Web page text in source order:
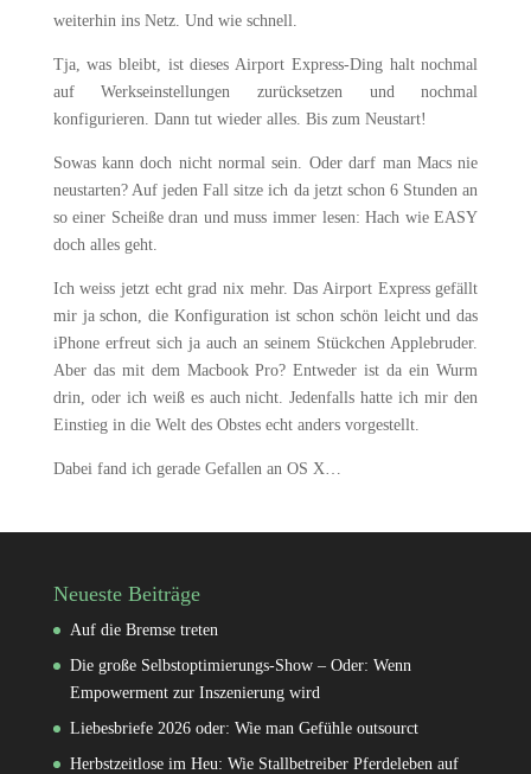
weiterhin ins Netz. Und wie schnell.
Tja, was bleibt, ist dieses Airport Express-Ding halt nochmal
auf Werkseinstellungen zurücksetzen und nochmal
konfigurieren. Dann tut wieder alles. Bis zum Neustart!
Sowas kann doch nicht normal sein. Oder darf man Macs nie
neustarten? Auf jeden Fall sitze ich da jetzt schon 6 Stunden an
so einer Scheiße dran und muss immer lesen: Hach wie EASY
doch alles geht.
Ich weiss jetzt echt grad nix mehr. Das Airport Express gefällt
mir ja schon, die Konfiguration ist schon schön leicht und das
iPhone erfreut sich ja auch an seinem Stückchen Applebruder.
Aber das mit dem Macbook Pro? Entweder ist da ein Wurm
drin, oder ich weiß es auch nicht. Jedenfalls hatte ich mir den
Einstieg in die Welt des Obstes echt anders vorgestellt.
Dabei fand ich gerade Gefallen an OS X…
Neueste Beiträge
Auf die Bremse treten
Die große Selbstoptimierungs-Show – Oder: Wenn
Empowerment zur Inszenierung wird
Liebesbriefe 2026 oder: Wie man Gefühle outsourct
Herbstzeitlose im Heu: Wie Stallbetreiber Pferdeleben auf